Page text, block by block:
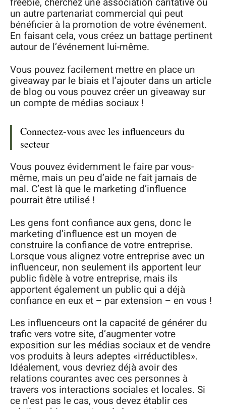
un autre partenariat commercial qui peut
bénéficier à la promotion de votre événement.
En faisant cela, vous créez un battage pertinent
autour de l’événement lui-même.
Vous pouvez facilement mettre en place un
giveaway par le biais et l’ajouter dans un article
de blog ou vous pouvez créer un giveaway sur
un compte de médias sociaux !
Connectez-vous avec les influenceurs du
secteur
Vous pouvez évidemment le faire par vous-
même, mais un peu d’aide ne fait jamais de
mal. C’est là que le marketing d’influence
pourrait être utilisé !
Les gens font confiance aux gens, donc le
marketing d’influence est un moyen de
construire la confiance de votre entreprise.
Lorsque vous alignez votre entreprise avec un
influenceur, non seulement ils apportent leur
public fidèle à votre entreprise, mais ils
apportent également un public qui a déjà
confiance en eux et – par extension – en vous !
Les influenceurs ont la capacité de générer du
trafic vers votre site, d’augmenter votre
exposition sur les médias sociaux et de vendre
vos produits à leurs adeptes «irréductibles».
Idéalement, vous devriez déjà avoir des
relations courantes avec ces personnes à
travers vos interactions sociales et locales. Si
ce n’est pas le cas, vous devez établir ces